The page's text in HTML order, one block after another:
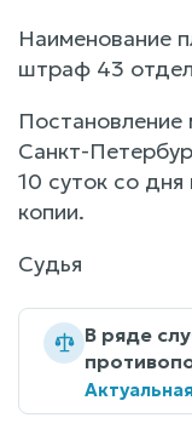
Наименование
штраф 43
Санкт-
10 суток со дня
копии.
Судья
В ряде